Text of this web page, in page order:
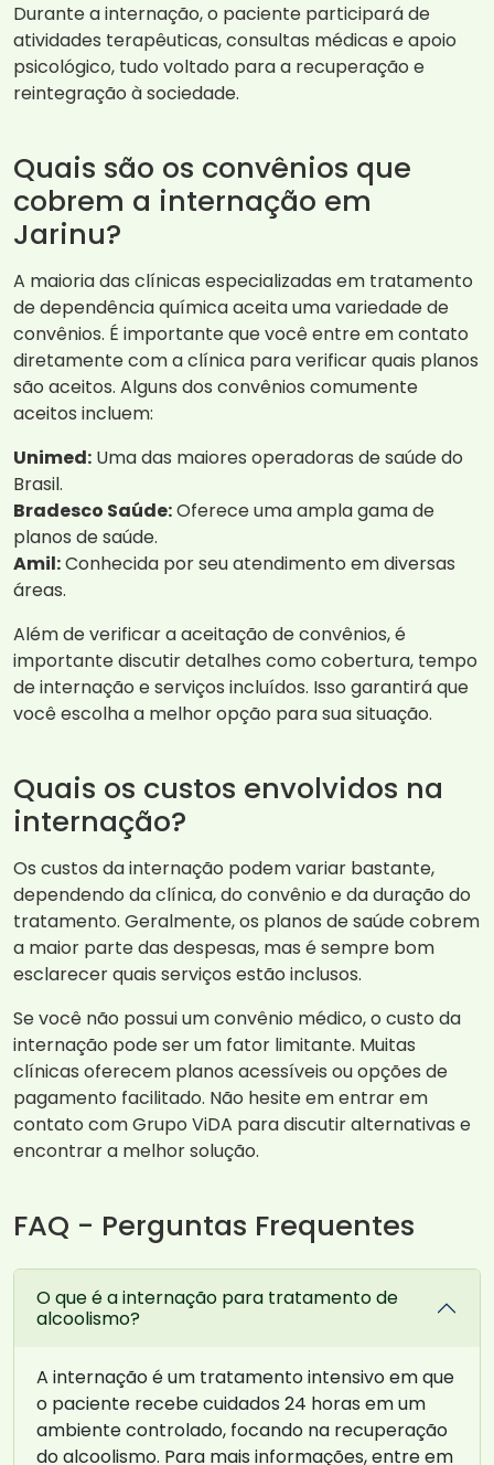
Durante a internação, o paciente participará de
atividades terapêuticas, consultas médicas e apoio
psicológico, tudo voltado para a recuperação e
reintegração à sociedade.
Quais são os convênios que
cobrem a internação em
Jarinu?
A maioria das clínicas especializadas em tratamento
de dependência química aceita uma variedade de
convênios. É importante que você entre em contato
diretamente com a clínica para verificar quais planos
são aceitos. Alguns dos convênios comumente
aceitos incluem:
Unimed: Uma das maiores operadoras de saúde do
Brasil.
Bradesco Saúde:Oferece uma ampla gama de
planos de saúde.
Amil:Conhecida por seu atendimento em diversas
áreas.
Além de verificar a aceitação de convênios, é
importante discutir detalhes como cobertura, tempo
de internação e serviços incluídos. Isso garantirá que
você escolha a melhor opção para sua situação.
Quais os custos envolvidos na
internação?
Os custos da internação podem variar bastante,
dependendo da clínica, do convênio e da duração do
tratamento. Geralmente, os planos de saúde cobrem
a maior parte das despesas, mas é sempre bom
esclarecer quais serviços estão inclusos.
Se você não possui um convênio médico, o custo da
internação pode ser um fator limitante. Muitas
clínicas oferecem planos acessíveis ou opções de
pagamento facilitado. Não hesite em entrar em
contato com Grupo ViDA para discutir alternativas e
encontrar a melhor solução.
FAQ - Perguntas Frequentes
O que é a internação para tratamento de
alcoolismo?
A internação é um tratamento intensivo em que
o paciente recebe cuidados 24 horas em um
ambiente controlado, focando na recuperação
do alcoolismo. Para mais informações, entre em